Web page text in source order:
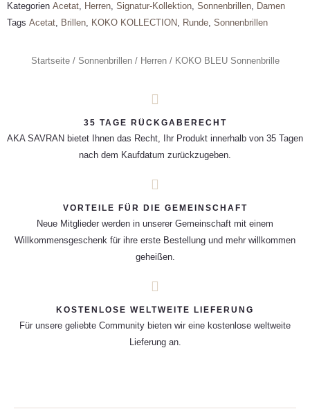
Kategorien Acetat, Herren, Signatur-Kollektion, Sonnenbrillen, Damen
Tags Acetat, Brillen, KOKO KOLLECTION, Runde, Sonnenbrillen
Startseite/ Sonnenbrillen/ Herren/ KOKO BLEU Sonnenbrille
35 TAGE RÜCKGABERECHT
AKA SAVRAN bietet Ihnen das Recht, Ihr Produkt innerhalb von 35 Tagen
nach dem Kaufdatum zurückzugeben.
VORTEILE FÜR DIE GEMEINSCHAFT
Neue Mitglieder werden in unserer Gemeinschaft mit einem
Willkommensgeschenk für ihre erste Bestellung und mehr willkommen
geheißen.
KOSTENLOSE WELTWEITE LIEFERUNG
Für unsere geliebte Community bieten wir eine kostenlose weltweite
Lieferung an.